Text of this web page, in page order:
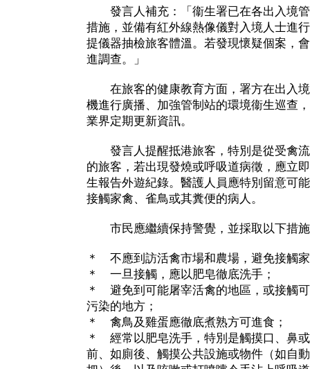
發言人補充：「衞生署已在各出入境管
措施，並備有紅外線熱像儀對入境人士進
提儀器抽檢旅客體溫。若發現懷疑個案，
進調查。」
在旅客的健康教育方面，署方在出入境
機進行廣播、加強管制站的環境衞生巡查
業界定期更新資訊。
發言人提醒抵港旅客，特別是從受禽流
的旅客，若出現發燒或呼吸道病徵，應立
生報告外遊紀錄。醫護人員應特別留意可
接觸家禽、雀鳥或其糞便的病人。
市民應繼續保持警覺，並採取以下措施
＊ 不應到訪活禽市場和農場，避免接觸
＊ 一旦接觸，應以肥皂徹底洗手；
＊ 避免到可能屠宰活禽的地區，或接觸
污染的地方；
＊ 禽鳥及雞蛋應徹底煮熟方可進食；
＊ 經常以肥皂洗手，特別是觸摸口、鼻
前、如廁後、觸摸公共設施或物件（如自